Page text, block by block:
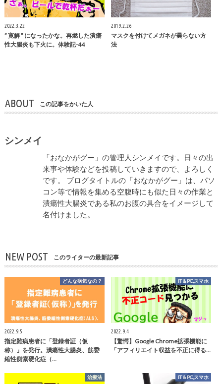
2022.3.22
” 寛解 ” になったかな。再燃した潰瘍
性大腸炎も下火に。体験記-44
2019.2.26
マスクを付けてメガネが曇らない方
法
ABOUT この記事をかいた人
シンメイ
「おなかがグー」の管理人シンメイです。日々の出
来事や体験などを投稿していきますので、よろしく
です。 ブログタイトルの「おなかがグー」は、パソ
コン等で情報を集める空腹時にも似た日々の作業と
潰瘍性大腸炎である私のお腹の具合をイメージして
名付けました。
NEW POST このライターの最新記事
どんな病気なの？
2022.9.5
指定難病患者に「登録者証（仮
称）」を発行。潰瘍性大腸炎、筋委
縮性側索硬化症（…
IT＆PC,スマホ
2022.9.4
【驚愕】Google Chrome拡張機能に
「アフィリエイト収益を不正に得る…
治療法 IT＆PC,スマホ